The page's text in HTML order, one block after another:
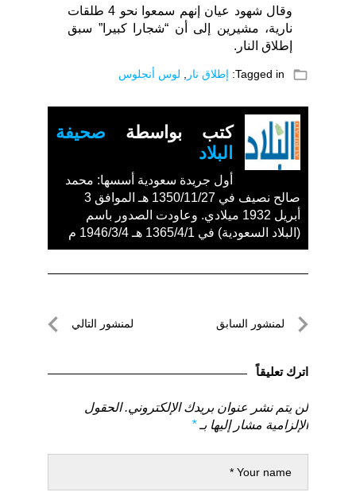
وقال شهود عيان إنهم سمعوا نحو 4 طلقات
نارية، مشيرين إلى أن “شجارا كبيرا” سبق
إطلاق النار.
folder_open
Tagged in: إطلاق نار لوس أنجلوس
كتب بواسطة صحيفة
البلاد
أول جريدة سعودية أسسها: محمد
صالح نصيف في 1350/11/27 هـ الموافق 3
أبريل 1932 ميلادي. وعاودت الصدور باسم
(البلاد السعودية) في 1365/4/1 هـ 1946/3/4 م
تصفّحلمنشور السابق
السابق
لمنشور التالي
اترك تعليقاً
لن يتم نشر عنوان بريدك الإلكتروني. الحقول
الإلزامية مشار إليها بـ*